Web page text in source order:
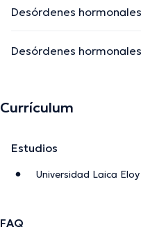
Desórdenes hormonales
Desórdenes hormonales
Currículum
Estudios
Universidad Laica
FAQ